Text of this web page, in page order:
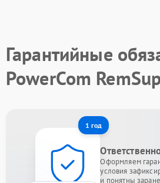
Гарантийные
PowerCom
1 год
Оформляем
условия
и понятны